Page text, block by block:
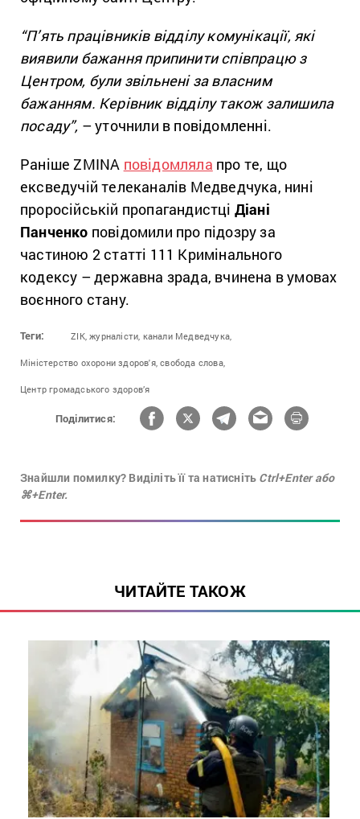
“П’ять працівників відділу комунікації, які
виявили бажання припинити співпрацю з
Центром, були звільнені за власним
бажанням. Керівник відділу також залишила
посаду”, – уточнили в повідомленні.
Раніше ZMINA повідомляла про те, що
ексведучій телеканалів Медведчука, нині
проросійській пропагандистці Діані
Панченко повідомили про підозру за
частиною 2 статті 111 Кримінального
кодексу – державна зрада, вчинена в умовах
воєнного стану.
Теги: ZIK, журналісти, канали Медведчука,
Міністерство охорони здоров'я, свобода слова,
Центр громадського здоров’я
Поділитися:
Знайшли помилку? Виділіть її та натисніть Ctrl+Enter або
⌘+Enter.
ЧИТАЙТЕ ТАКОЖ